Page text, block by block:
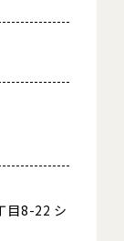
目8-22 シ